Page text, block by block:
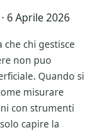
6 Aprile 2026
che chi gestisce
non puo
Quando si
misurare
con strumenti
capire la